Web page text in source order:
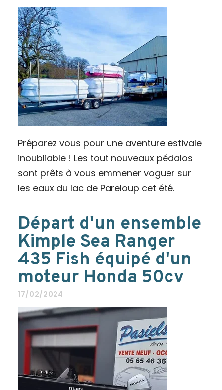
Préparez vous pour une aventure estivale
inoubliable ! Les tout nouveaux pédalos
sont prêts à vous emmener voguer sur
les eaux du lac de Pareloup cet été.
Départ d'un ensemble
Kimple Sea Ranger
435 Fish équipé d'un
moteur Honda 50cv
17/02/2024